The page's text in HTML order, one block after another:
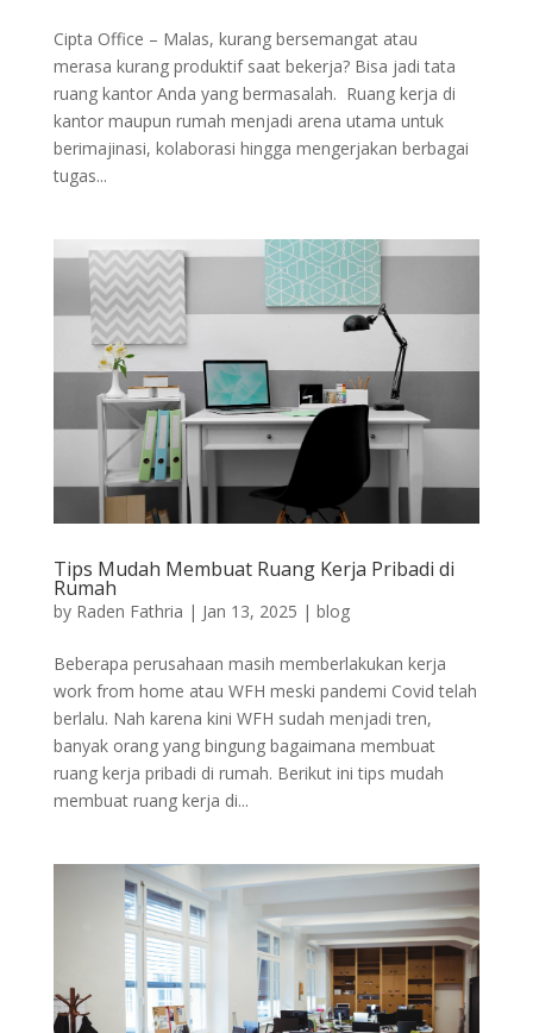
Cipta Office – Malas, kurang bersemangat atau
merasa kurang produktif saat bekerja? Bisa jadi tata
ruang kantor Anda yang bermasalah. Ruang kerja di
kantor maupun rumah menjadi arena utama untuk
berimajinasi, kolaborasi hingga mengerjakan berbagai
tugas...
Tips Mudah Membuat Ruang Kerja Pribadi di
Rumah
by Raden Fathria | Jan 13, 2025 | blog
Beberapa perusahaan masih memberlakukan kerja
work from home atau WFH meski pandemi Covid telah
berlalu. Nah karena kini WFH sudah menjadi tren,
banyak orang yang bingung bagaimana membuat
ruang kerja pribadi di rumah. Berikut ini tips mudah
membuat ruang kerja di...